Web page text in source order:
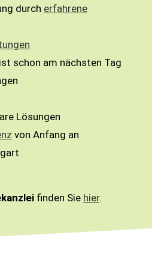
durch erfahrene
schon am nächsten Tag
Lösungen
von Anfang an
finden Sie hier.